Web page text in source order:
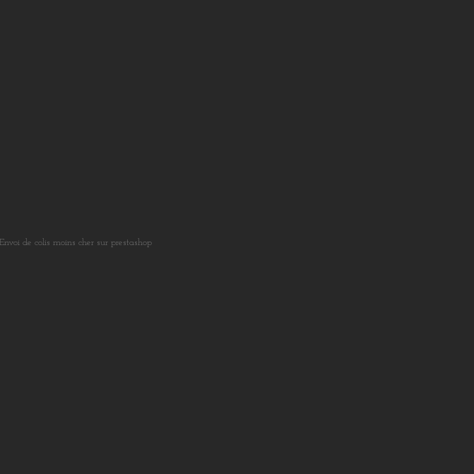
Envoi de colis moins cher sur prestashop